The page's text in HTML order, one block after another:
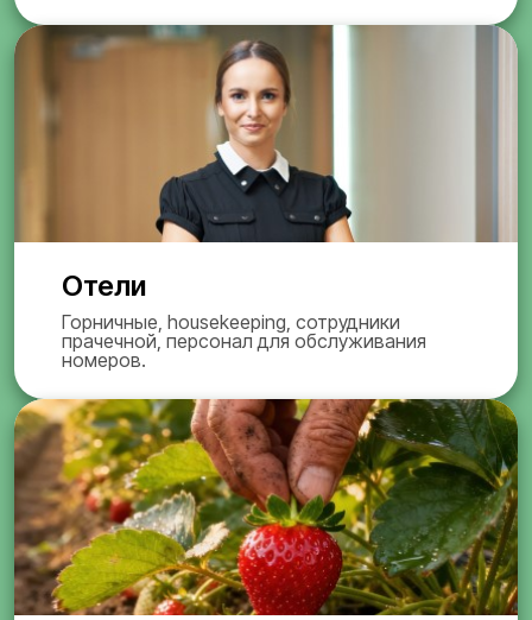
Отели
Горничные, housekeeping, сотрудники
прачечной, персонал для обслуживания
номеров.